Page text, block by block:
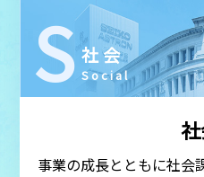
S 社会
Social
事業の成長とともに社会
社会貢献活動
ガバナンストップ